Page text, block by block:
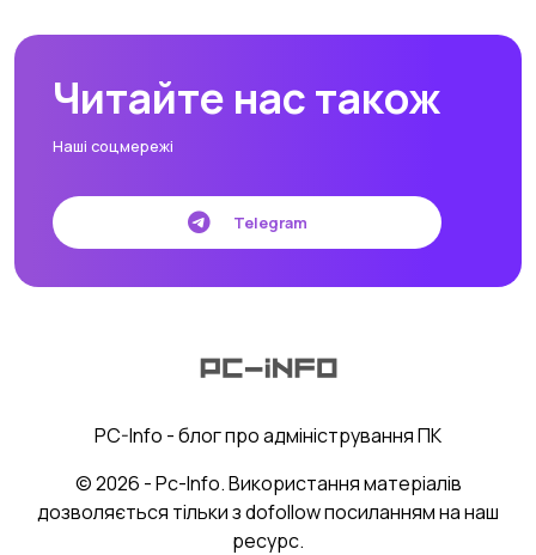
Читайте нас також
Наші соцмережі
Telegram
PC-Info - блог про адміністрування ПК
© 2026 - Pc-Info. Використання матеріалів
дозволяється тільки з dofollow посиланням на наш
ресурс.